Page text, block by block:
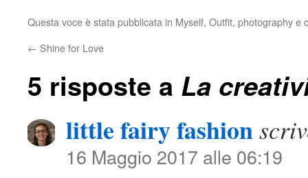
Questa voce è stata pubblicata in Myself, Outfit, photographye
← Shine for Love
5 risposte a La
little fairy fashion
16 Maggio 2017 alle 06:19